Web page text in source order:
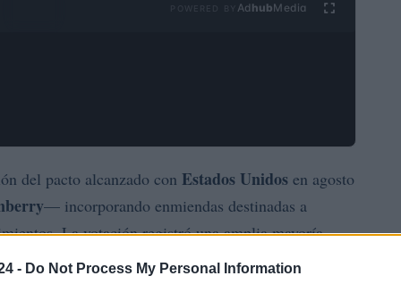
- Do Not Process My Personal Information
Ad hubMedia
del pacto alcanzado con Estados Unidos en agosto
— incorporando enmiendas destinadas a
La votación registró una amplia mayoría
desequilibrio del texto, que permite a Estados
exportaciones europeas. Además de